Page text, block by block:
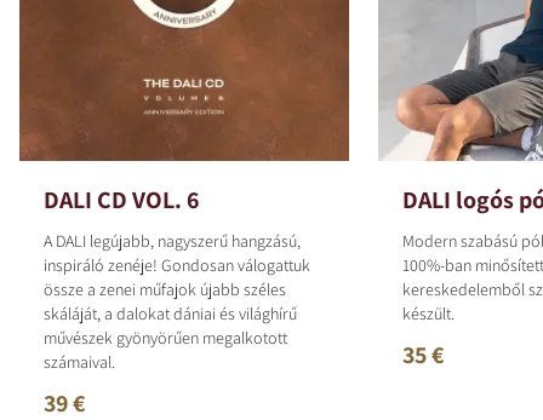
DALI CD VOL. 6
A DALI legújabb, nagyszerű hangzású,
inspiráló zenéje! Gondosan válogattuk
össze a zenei műfajok újabb széles
skáláját, a dalokat dániai és világhírű
művészek gyönyörűen megalkotott
számaival.
39 €
DALI logós
Modern szabású
100%-ban
kereskedelemből
készült.
35 €